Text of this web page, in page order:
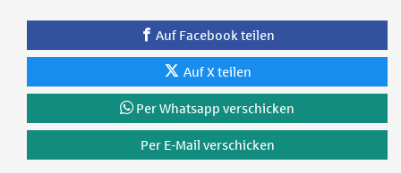
Auf Facebook teilen
Auf X teilen
Per Whatsapp verschicken
Per E-Mail verschicken